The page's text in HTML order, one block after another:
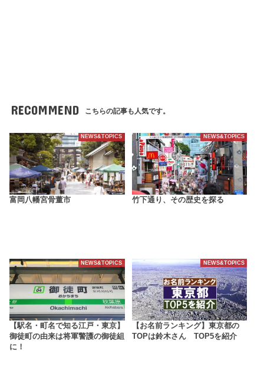
RECOMMEND こちらの記事も人気です。
NEWS&TOPICS
富岡八幡宮骨董市
NEWS&TOPICS
竹下通り、その歴史を探る
NEWS&TOPICS
【駅名・町名で知る江戸・東京】
御徒町の由来は将軍警護の御徒組
に！
NEWS&TOPICS
【お名前ランキング】東京都の
TOPは鈴木さん TOP5を紹介